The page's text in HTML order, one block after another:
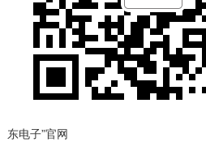
东电子”官网